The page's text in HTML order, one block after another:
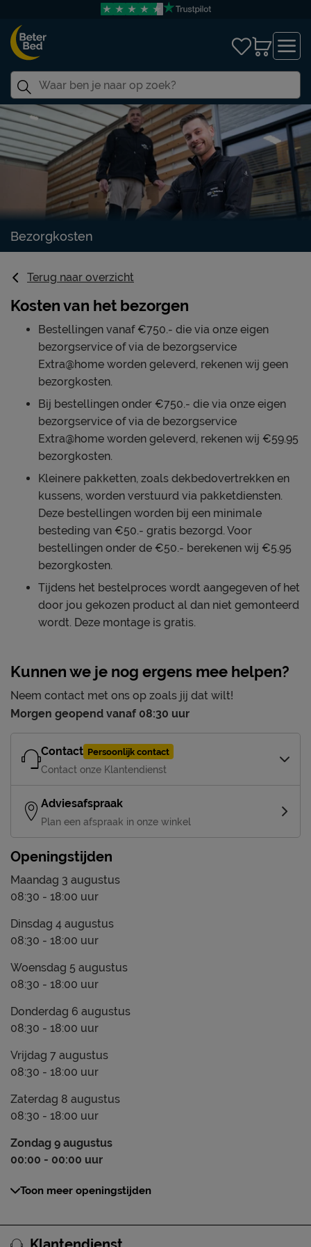
Bezorgkosten
Terug naar overzicht
Kosten van het bezorgen
Bestellingen vanaf €750.- die via onze eigen
bezorgservice of via de bezorgservice
Extra@home worden geleverd, rekenen wij geen
bezorgkosten.
Bij bestellingen onder €750.- die via onze eigen
bezorgservice of via de bezorgservice
Extra@home worden geleverd, rekenen wij €59.95
bezorgkosten.
Kleinere pakketten, zoals dekbedovertrekken en
kussens, worden verstuurd via pakketdiensten.
Deze bestellingen worden bij een minimale
besteding van €50.- gratis bezorgd. Voor
bestellingen onder de €50.- berekenen wij €5.95
bezorgkosten.
Tijdens het bestelproces wordt aangegeven of het
door jou gekozen product al dan niet gemonteerd
wordt. Deze montage is gratis.
Kunnen we je nog ergens mee helpen?
Neem contact met ons op zoals jij dat wilt!
Morgen geopend vanaf 08:30 uur
Contact Persoonlijk contact
Contact onze Klantendienst
Adviesafspraak
Plan een afspraak in onze winkel
Openingstijden
Maandag 3 augustus
08:30 - 18:00 uur
Dinsdag 4 augustus
08:30 - 18:00 uur
Woensdag 5 augustus
08:30 - 18:00 uur
Donderdag 6 augustus
08:30 - 18:00 uur
Vrijdag 7 augustus
08:30 - 18:00 uur
Zaterdag 8 augustus
08:30 - 18:00 uur
Zondag 9 augustus
00:00 - 00:00 uur
Toon meer openingstijden